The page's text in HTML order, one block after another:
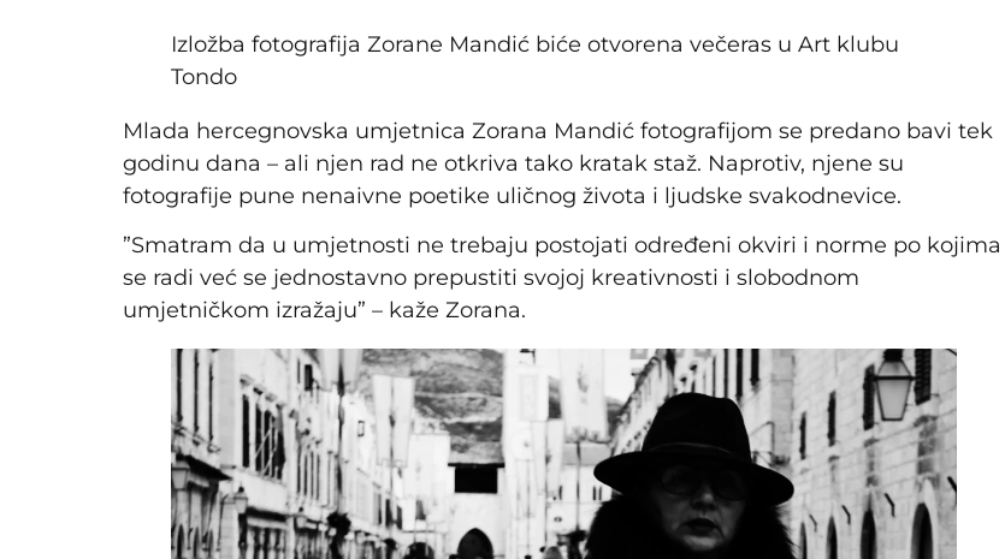
Izložba fotografija Zorane Mandić biće otvorena večeras u Art klubu
Tondo
Mlada hercegnovska umjetnica Zorana Mandić fotografijom se predano bavi tek
godinu dana – ali njen rad ne otkriva tako kratak staž. Naprotiv, njene su
fotografije pune nenaivne poetike uličnog života i ljudske svakodnevice.
”Smatram da u umjetnosti ne trebaju postojati određeni okviri i norme po kojima
se radi već se jednostavno prepustiti svojoj kreativnosti i slobodnom
umjetničkom izražaju” – kaže Zorana.